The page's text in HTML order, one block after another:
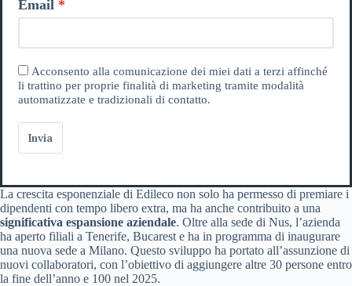
Email
Acconsento alla comunicazione dei miei dati a terzi affinché
li trattino per proprie finalità di marketing tramite modalità
automatizzate e tradizionali di contatto.
Invia
La crescita esponenziale di Edileco non solo ha permesso di premiare i
dipendenti con tempo libero extra, ma ha anche contribuito a una
significativa espansione aziendale. Oltre alla sede di Nus, l’azienda
ha aperto filiali a Tenerife, Bucarest e ha in programma di inaugurare
una nuova sede a Milano. Questo sviluppo ha portato all’assunzione di
nuovi collaboratori, con l’obiettivo di aggiungere altre 30 persone entro
la fine dell’anno e 100 nel 2025.